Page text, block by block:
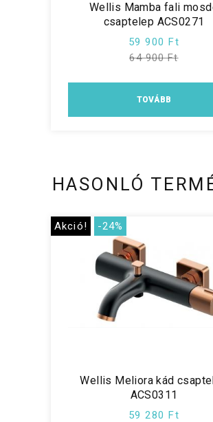
Wellis Mamba fali
csaptelep ACS0271
59 900 Ft
64 900 Ft
TOVÁBB
HASONLÓ
Akció! -24%
Wellis Meliora kád
ACS0311
59 280 Ft